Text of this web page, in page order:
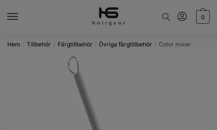
0
Hem / Tillbehör / Färgtillbehör / Övriga färgtillbehör / Color mixer